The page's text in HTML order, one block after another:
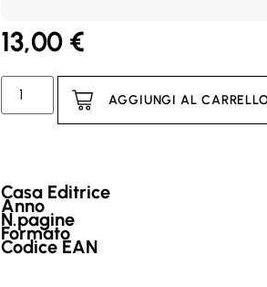
13,00 €
AGGIUNGI AL
Casa Editrice
Anno
N.pagine
Formato
Codice EAN